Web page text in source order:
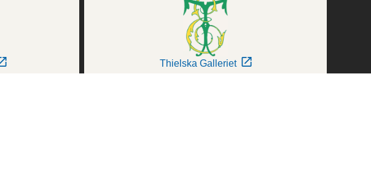
Thielska Galleriet